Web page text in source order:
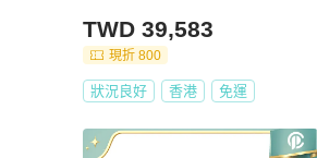
TWD 39,583
現折 800
狀況良好 香港 免運